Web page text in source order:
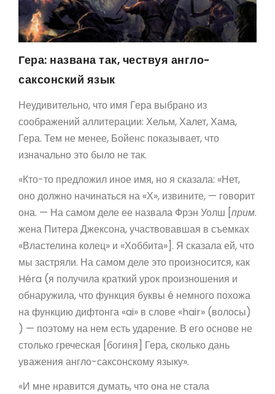
Гера: названа так, чествуя англо-
саксонский язык
Неудивительно, что имя Гера выбрано из
соображений аллитерации: Хельм, Халет, Хама,
Гера. Тем не менее, Бойенс показывает, что
изначально это было не так.
«Кто-то предложил иное имя, но я сказала: «Нет,
оно должно начинаться на «Х», извините, — говорит
она. — На самом деле ее назвала Фрэн Уолш [прим.
жена Питера Джексона, участвовавшая в съемках
«Властелина колец» и «Хоббита»]. Я сказала ей, что
мы застряли. На самом деле это произносится, как
Héra (я получила краткий урок произношения и
обнаружила, что функция буквы é немного похожа
на функцию дифтонга «ai» в слове «hair» (волосы)
) — поэтому на нем есть ударение. В его основе не
столько греческая [богиня] Гера, сколько дань
уважения англо-саксонскому языку».
«И мне нравится думать, что она не стала